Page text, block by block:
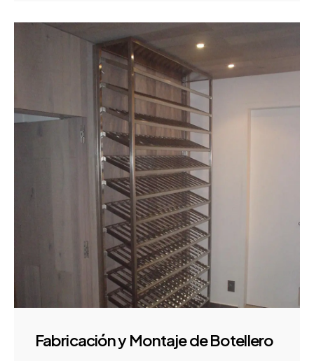
Fabricación y Montaje de Botellero